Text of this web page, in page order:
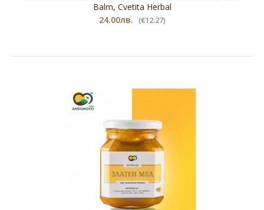
Екстракт от Маточина на капсули 60 брх300 мг, Lime
Balm, Cvetita Herbal
24.00лв. (€12.27)
Екстракт от Маточина на капсул..
Balm, Cvetita Herbal
24.00лв. (€12.27)